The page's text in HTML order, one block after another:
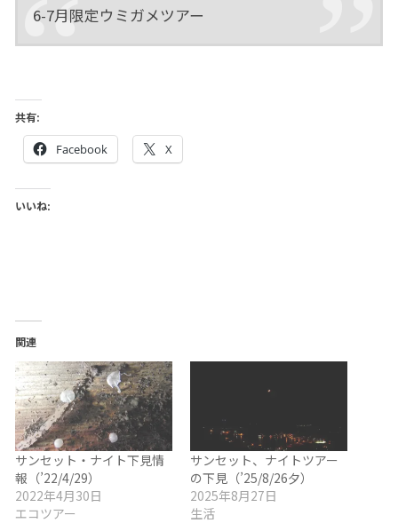
6-7月限定ウミガメツアー
共有:
Facebook X
いいね:
関連
サンセット・ナイト下見情
報（’22/4/29）
2022年4月30日
エコツアー
サンセット、ナイトツアー
の下見（’25/8/26夕）
2025年8月27日
生活